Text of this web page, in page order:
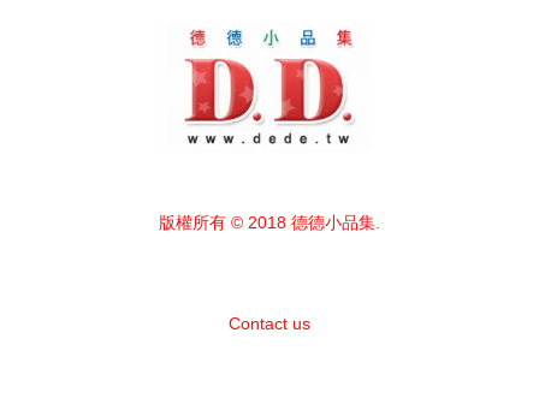
版權所有 © 2018 德德小品集.
Contact us